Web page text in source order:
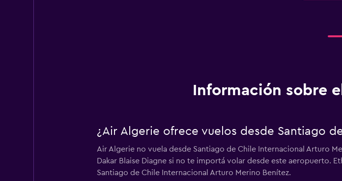
Información sobre
¿Air Algerie ofrece vuelos desde Santiago
Air Algerie no vuela desde Santiago de Chile Internacional Arturo
Dakar Blaise Diagne si no te importá volar desde este aeropuerto.
Santiago de Chile Internacional Arturo Merino Benítez.